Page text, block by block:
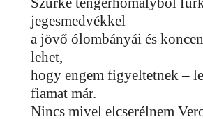
jegesmedvékkel
a jövő ólombányái és
lehet,
hogy engem figyeltetnek –
fiamat már.
Nincs mivel elcserélnem